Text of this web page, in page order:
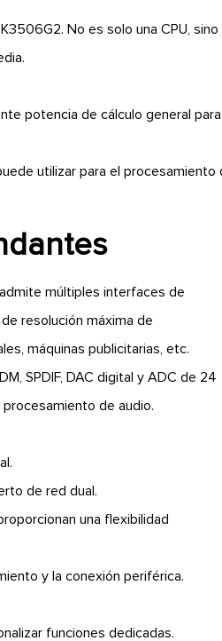
No es solo una CPU, sino
potencia de cálculo general para
utilizar para el procesamiento
múltiples interfaces de
de resolución máxima de
máquinas publicitarias, etc.
SPDIF, DAC digital y ADC de 24
de audio.
de red dual.
una flexibilidad
y la conexión periférica.
funciones dedicadas.